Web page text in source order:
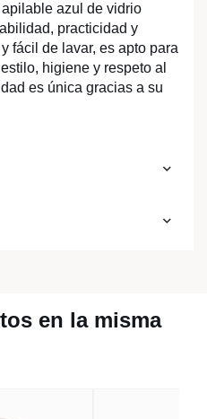
azul de vidrio
practicidad y
fácil de lavar, es apto para
higiene y respeto al
es única gracias a su
en la misma